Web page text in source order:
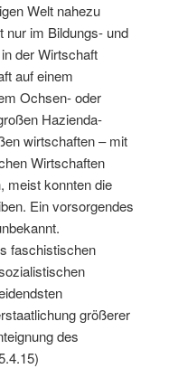
Welt nahezu
nur im Bildungs- und
der Wirtschaft
auf einem
Ochsen- oder
Hazienda-
wirtschaften – mit
Wirtschaften
meist konnten die
Ein vorsorgendes
faschistischen
größerer
des